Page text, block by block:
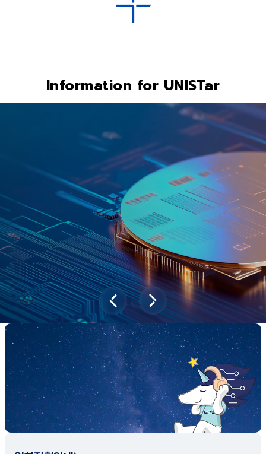
Information for UNISTar
과학기술이 바꿔놓을 2045년 대한민국
당신의 미래는?
대국민 설문조사 바로가기